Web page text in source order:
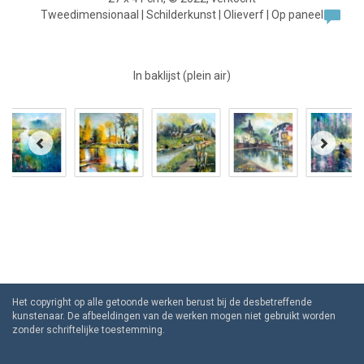
Tweedimensionaal | Schilderkunst | Olieverf | Op paneel
In baklijst (plein air)
Het copyright op alle getoonde werken berust bij de desbetreffende
kunstenaar. De afbeeldingen van de werken mogen niet gebruikt worden
zonder schriftelijke toestemming.